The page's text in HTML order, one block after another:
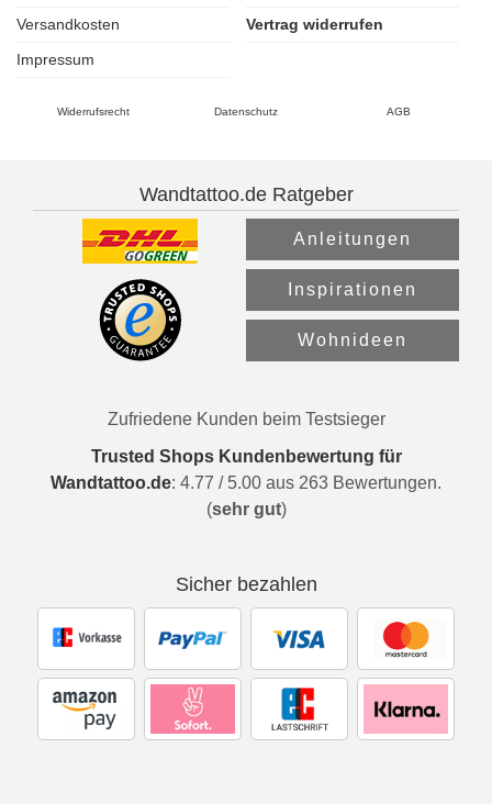
Versandkosten
Vertrag widerrufen
Impressum
Widerrufsrecht Datenschutz AGB
Wandtattoo.de Ratgeber
Anleitungen
Inspirationen
Wohnideen
Zufriedene Kunden beim Testsieger
Trusted Shops Kundenbewertung für
Wandtattoo.de: 4.77 / 5.00 aus 263 Bewertungen.
(sehr gut)
Sicher bezahlen